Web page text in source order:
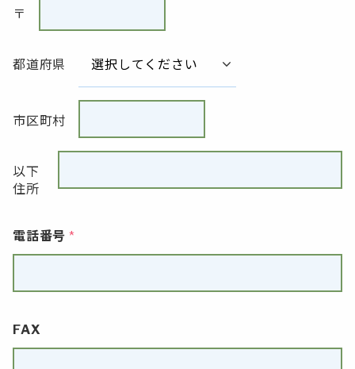
〒
都道府県
市区町村
以下
住所
電話番号
FAX